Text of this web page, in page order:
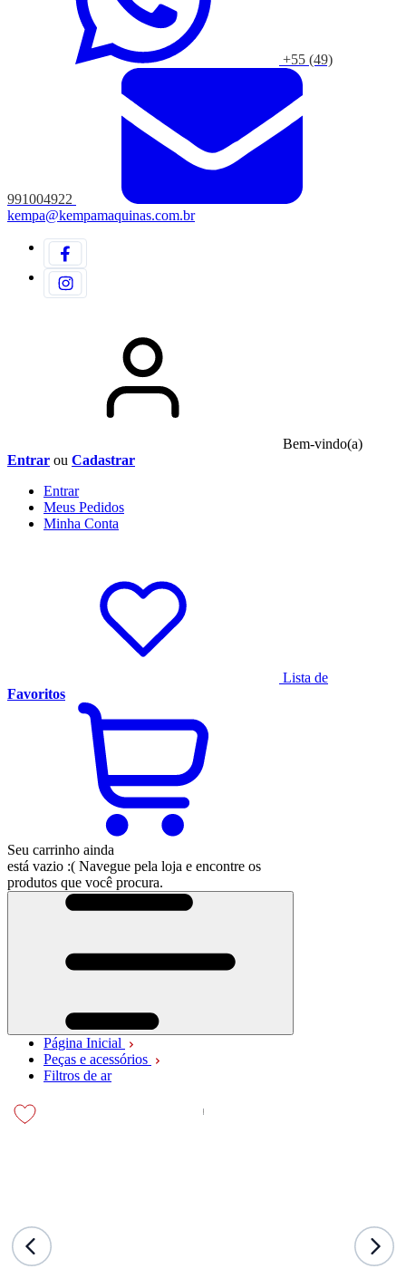
+55 (49)
991004922
kempa@kempamaquinas.com.br
Bem-vindo(a)
Entrar ou Cadastrar
Entrar
Meus Pedidos
Minha Conta
Lista de
Favoritos
Seu carrinho ainda
está vazio :( Navegue pela loja e encontre os
produtos que você procura.
Página Inicial
Peças e acessórios
Filtros de ar